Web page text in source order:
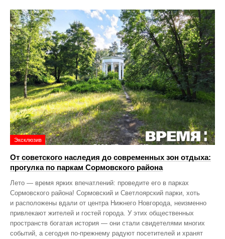
Эксклюзив
От советского наследия до современных зон отдыха:
прогулка по паркам Сормовского района
Лето — время ярких впечатлений: проведите его в парках
Сормовского района! Сормовский и Светлоярский парки, хоть
и расположены вдали от центра Нижнего Новгорода, неизменно
привлекают жителей и гостей города. У этих общественных
пространств богатая история — они стали свидетелями многих
событий, а сегодня по‑прежнему радуют посетителей и хранят